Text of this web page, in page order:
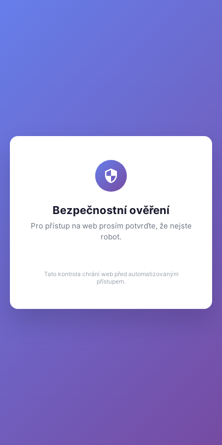
Bezpečnostní ověření
Pro přístup na web prosím potvrďte, že nejste
robot.
Tato kontrola chrání web před automatizovaným
přístupem.